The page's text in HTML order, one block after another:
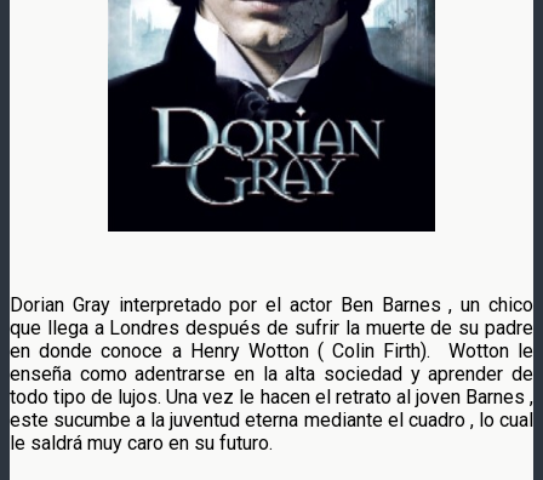
Dorian Gray interpretado por el actor Ben Barnes , un chico
que llega a Londres después de sufrir la muerte de su padre
en donde conoce a Henry Wotton ( Colin Firth). Wotton le
enseña como adentrarse en la alta sociedad y aprender de
todo tipo de lujos. Una vez le hacen el retrato al joven Barnes ,
este sucumbe a la juventud eterna mediante el cuadro , lo cual
le saldrá muy caro en su futuro.